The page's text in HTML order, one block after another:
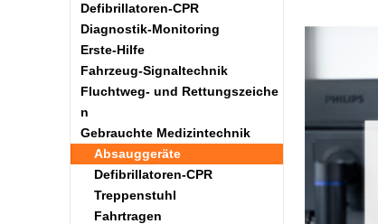
Defibrillatoren-CPR
Diagnostik-Monitoring
Erste-Hilfe
Fahrzeug-Signaltechnik
Fluchtweg- und Rettungszeiche
n
Gebrauchte Medizintechnik
Absauggeräte
Defibrillatoren-CPR
Treppenstuhl
Fahrtragen